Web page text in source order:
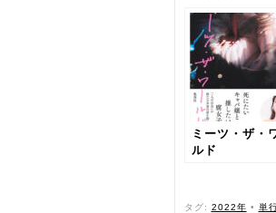
ミーツ・ザ・
ルド
タグ: 2022年 • 単